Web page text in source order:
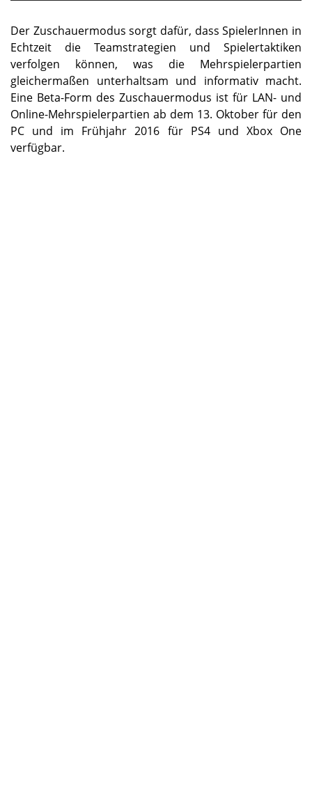
Der Zuschauermodus sorgt dafür, dass SpielerInnen in
Echtzeit die Teamstrategien und Spielertaktiken
verfolgen können, was die Mehrspielerpartien
gleichermaßen unterhaltsam und informativ macht.
Eine Beta-Form des Zuschauermodus ist für LAN- und
Online-Mehrspielerpartien ab dem 13. Oktober für den
PC und im Frühjahr 2016 für PS4 und Xbox One
verfügbar.